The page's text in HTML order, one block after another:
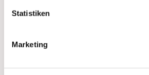
Statistiken
Marketing